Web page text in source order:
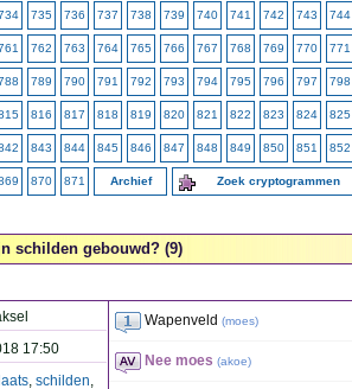
735 736 737 738 739 740 741 742 743 744
762 763 764 765 766 767 768 769 770 771
789 790 791 792 793 794 795 796 797 798
816 817 818 819 820 821 822 823 824 825
843 844 845 846 847 848 849 850 851 852
870 871 Archief Zoek cryptogrammen
schilden gebouwd? (9)
17:50
, schilden,
Wapenveld (moes)
Nee moes (akoe)